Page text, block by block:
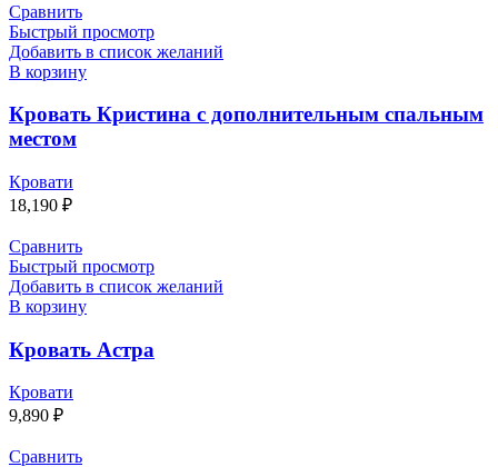
Сравнить
Быстрый просмотр
Добавить в список желаний
В корзину
Кровать Кристина с дополнительным спальным
местом
Кровати
18,190 ₽
Сравнить
Быстрый просмотр
Добавить в список желаний
В корзину
Кровать Астра
Кровати
9,890 ₽
Сравнить